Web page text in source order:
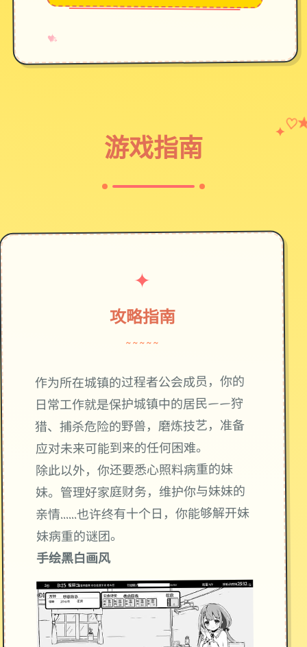
♥
✧
→
游戏指南
✦♡
✦
攻略指南
~~~~~
作为所在城镇的过程者公会成员，你的
日常工作就是保护城镇中的居民——狩
猎、捕杀危险的野兽，磨炼技艺，准备
应对未来可能到来的任何困难。
除此以外，你还要悉心照料病重的妹
妹。管理好家庭财务，维护你与妹妹的
亲情……也许终有十个日，你能够解开妹
妹病重的谜团。
手绘黑白画风